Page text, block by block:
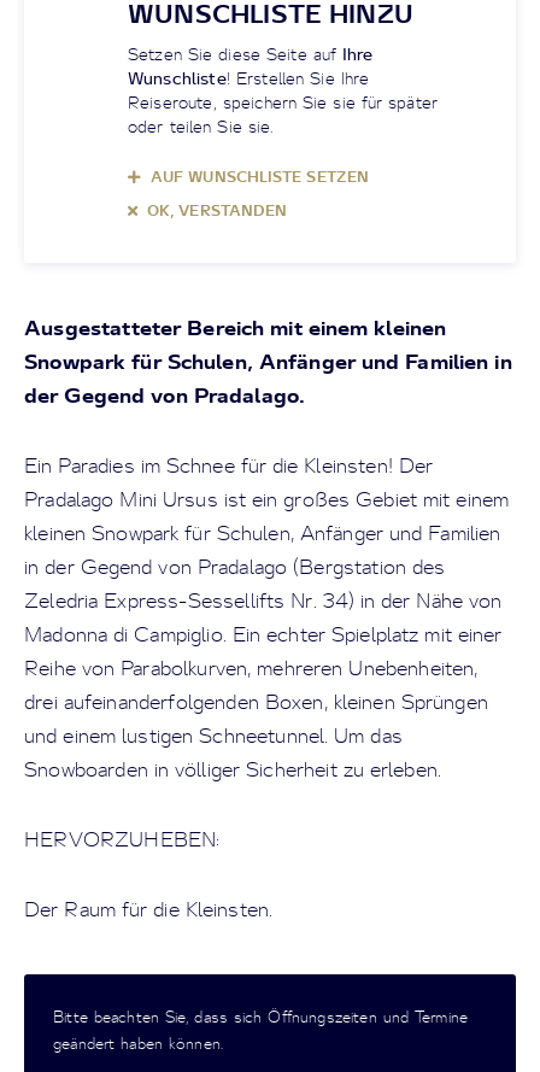
WUNSCHLISTE HINZU
Setzen Sie diese Seite auf Ihre
Wunschliste! Erstellen Sie Ihre
Reiseroute, speichern Sie sie für später
oder teilen Sie sie.
AUF WUNSCHLISTE SETZEN
OK, VERSTANDEN
Ausgestatteter Bereich mit einem kleinen
Snowpark für Schulen, Anfänger und Familien in
der Gegend von Pradalago.
Ein Paradies im Schnee für die Kleinsten! Der
Pradalago Mini Ursus ist ein großes Gebiet mit einem
kleinen Snowpark für Schulen, Anfänger und Familien
in der Gegend von Pradalago (Bergstation des
Zeledria Express-Sessellifts Nr. 34) in der Nähe von
Madonna di Campiglio. Ein echter Spielplatz mit einer
Reihe von Parabolkurven, mehreren Unebenheiten,
drei aufeinanderfolgenden Boxen, kleinen Sprüngen
und einem lustigen Schneetunnel. Um das
Snowboarden in völliger Sicherheit zu erleben.
HERVORZUHEBEN:
Der Raum für die Kleinsten.
Bitte beachten Sie, dass sich Öffnungszeiten und Termine
geändert haben können.